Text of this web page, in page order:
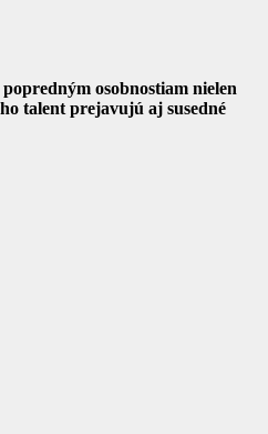
osobnostiam nielen
talent prejavujú aj susedné